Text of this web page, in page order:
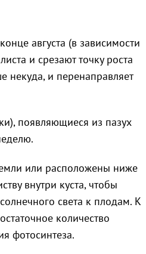
августа (в зависимости
и срезают точку роста
некуда, и перенаправляет
появляющиеся из пазух
или расположены ниже
внутри куста, чтобы
света к плодам. К
количество
фотосинтеза.